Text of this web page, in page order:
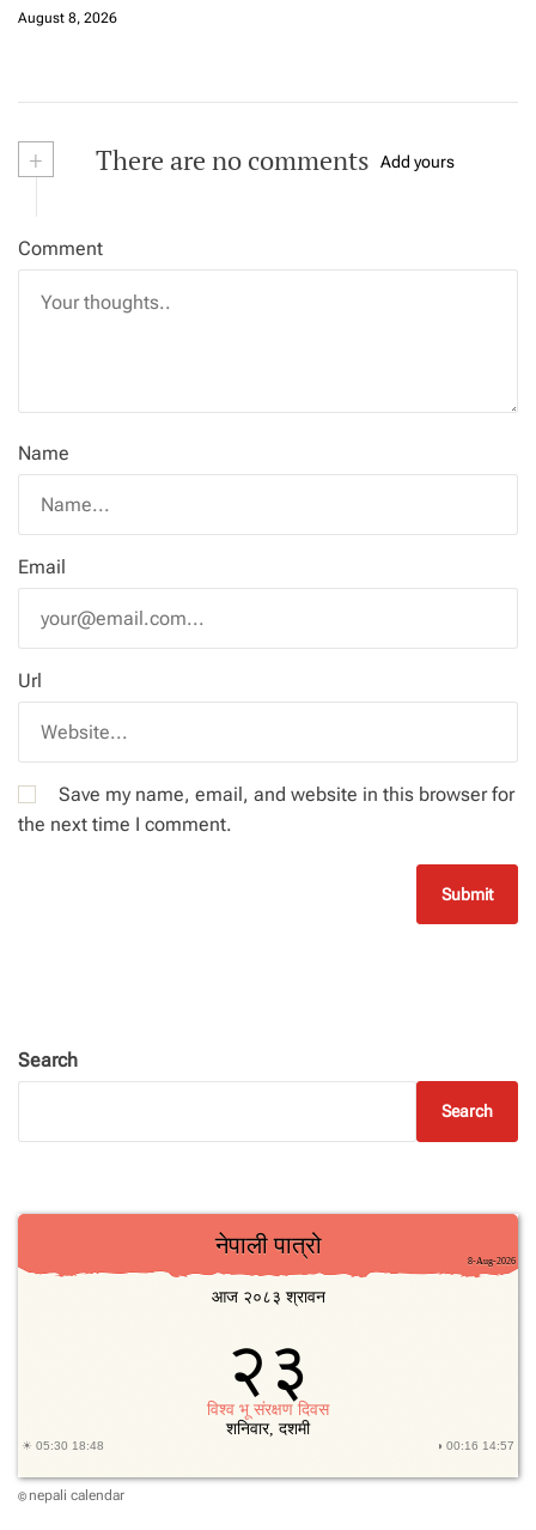
August 8, 2026
+ There are no comments Add yours
Comment
Name
Email
Url
Save my name, email, and website in this browser for
the next time I comment.
Search
Search
© nepali calendar